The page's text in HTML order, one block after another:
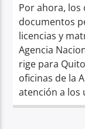
Por ahora,
documentos
licencias y
Agencia
rige para
oficinas de la
atención a los